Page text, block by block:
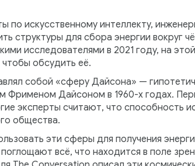
искусственному интеллекту,
структуры для сбора энергии вокруг
исследователями в 2021 году, на
обсудить её.
собой «сферу Дайсона» —
Дайсоном в 1960-х годах.
эксперты считают, что способность
общества.
эти сферы для получения
всё, что находится в поле